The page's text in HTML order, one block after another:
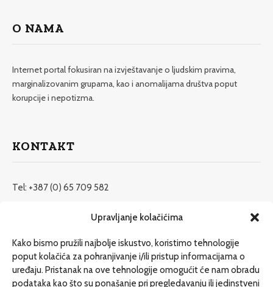
Upravljanje kolačićima
Kako bismo pružili najbolje iskustvo, koristimo tehnologije
poput kolačića za pohranjivanje i/ili pristup informacijama o
uređaju. Pristanak na ove tehnologije omogućit će nam obradu
podataka kao što su ponašanje pri pregledavanju ili jedinstveni
O NAMA
Internet portal fokusiran na izvještavanje o ljudskim pravima,
marginalizovanim grupama, kao i anomalijama društva poput
korupcije i nepotizma.
KONTAKT
Tel: +387 (0) 65 709 582
redakcija@etrafika.net
Dosije